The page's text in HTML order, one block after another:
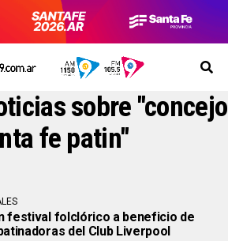
sobre "concejo
fe patin"
festival folclórico a beneficio de
del Club Liverpool